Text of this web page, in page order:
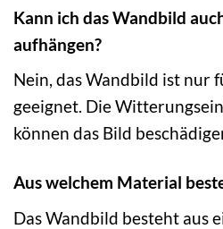
Kann ich das Wandbild
aufhängen?
Nein, das Wandbild ist nur
geeignet. Die
können das Bild
Aus welchem Material
Das Wandbild besteht aus